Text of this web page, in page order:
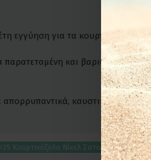
εγγύηση για τα κουρτινόξυλά της.
παρατεταμένη και βαριά χρήση.
καυστικά ή
Κουρτινόξυλο Νίκελ Σατινέ Χρώμιο